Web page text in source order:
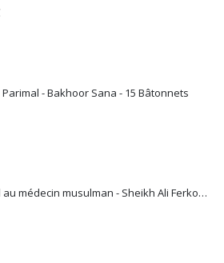
Parimal - Bakhoor Sana - 15 Bâtonnets
5
Conseil au médecin musulman - Sheikh Ali Ferkous
5